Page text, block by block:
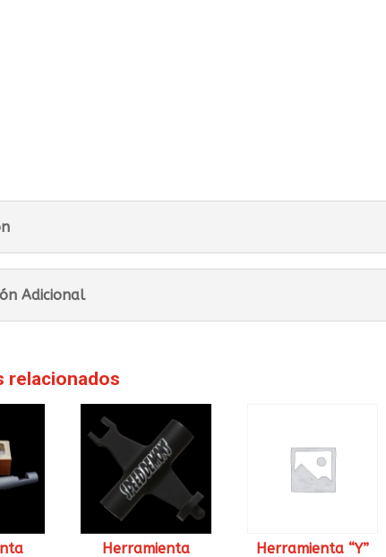
Adicional
relacionados
Herramienta
Herramienta “Y”